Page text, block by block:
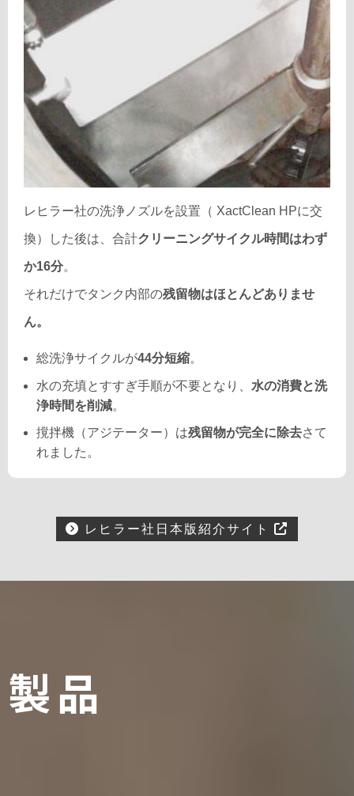
レヒラー社の洗浄ノズルを設置（ XactClean HPに交
換）した後は、合計クリーニングサイクル時間はわず
か16分。
それだけでタンク内部の残留物はほとんどありませ
ん。
総洗浄サイクルが44分短縮。
水の充填とすすぎ手順が不要となり、 水の消費と洗
浄時間を削減。
撹拌機（アジテーター）は残留物が完全に除去さて
れました。
レヒラー社日本版紹介サイト
製品